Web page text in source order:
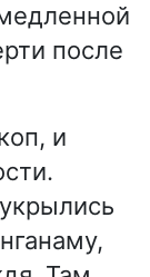
после
и